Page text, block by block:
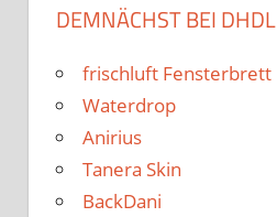
DEMNÄCHST BEI DHDL
frischluft Fensterbrett
Waterdrop
Anirius
Tanera Skin
BackDani